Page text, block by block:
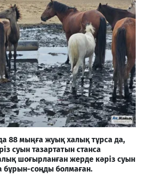
88 мыңға жуық халық тұрса да,
суын тазартатын станса
шоғырланған жерде кәріз суын
бұрын-соңды болмаған.